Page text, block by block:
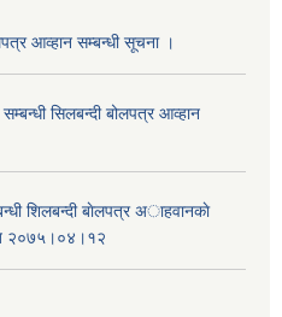
आव्हान सम्बन्धी सूचना ।
सिलबन्दी बोलपत्र आव्हान
शिलबन्दी बाेलपत्र अाहवानकाे
२०७५।०४।१२